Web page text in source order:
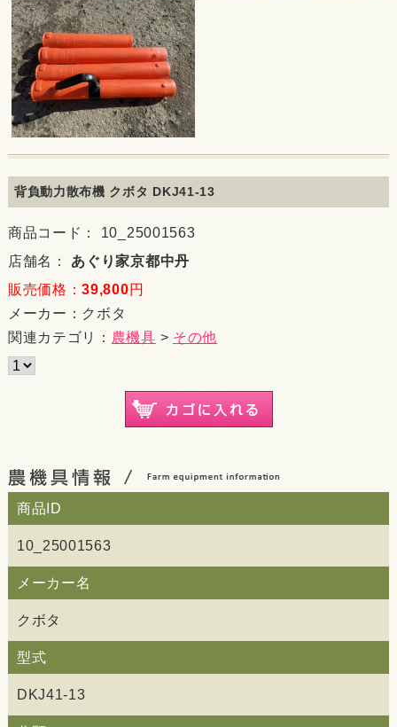
背負動力散布機 クボタ DKJ41-13
商品コード： 10_25001563
店舗名： あぐり家京都中丹
販売価格：39,800円
メーカー： クボタ
関連カテゴリ： 農機具 > その他
商品ID
10_25001563
メーカー名
クボタ
型式
DKJ41-13